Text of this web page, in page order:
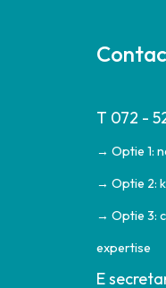
T 072 -
→ Optie 1:
→ Optie 2:
→ Optie 3:
expertise
E